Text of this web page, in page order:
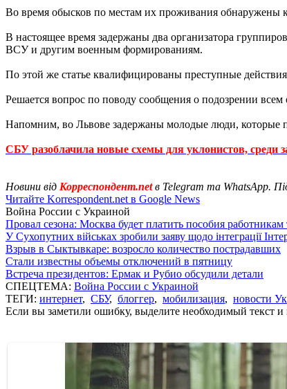
Во время обысков по местам их проживания
В настоящее время задержаны два организатора
ВСУ и другим военным формированиям.
По этой же статье квалифицированы преступные
Решается вопрос по поводу сообщения о подозрении
Напомним, во Львове задержаны молодые люди, которые
СБУ разоблачила новые схемы для уклонистов, среди
Новини від Корреспондент.netв Telegram та WhatsApp.
Читайте Korrespondent.net в Google News
Война России с Украиной
Провал сезона: Москва будет платить пособия
У Сухопутних військах зробили заяву щодо інтеграції
Взрыв в Сыктывкаре: возросло количество пострадавших
Стали известны объемы отключений в пятницу
Встреча президентов: Ермак и Рубио обсудили детали
СПЕЦТЕМА: Война России с Украиной
ТЕГИ: интернет, СБУ, блоггер, мобилизация, новости
Если вы заметили ошибку, выделите необходимый текст